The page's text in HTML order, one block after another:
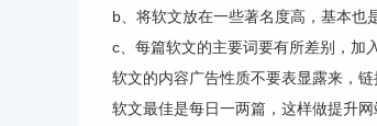
b、将软文放在一些著名度高，基本也
c、每篇软文的主要词要有所差别，加
软文的内容广告性质不要表显露来，
软文最佳是每日一两篇，这样做提升